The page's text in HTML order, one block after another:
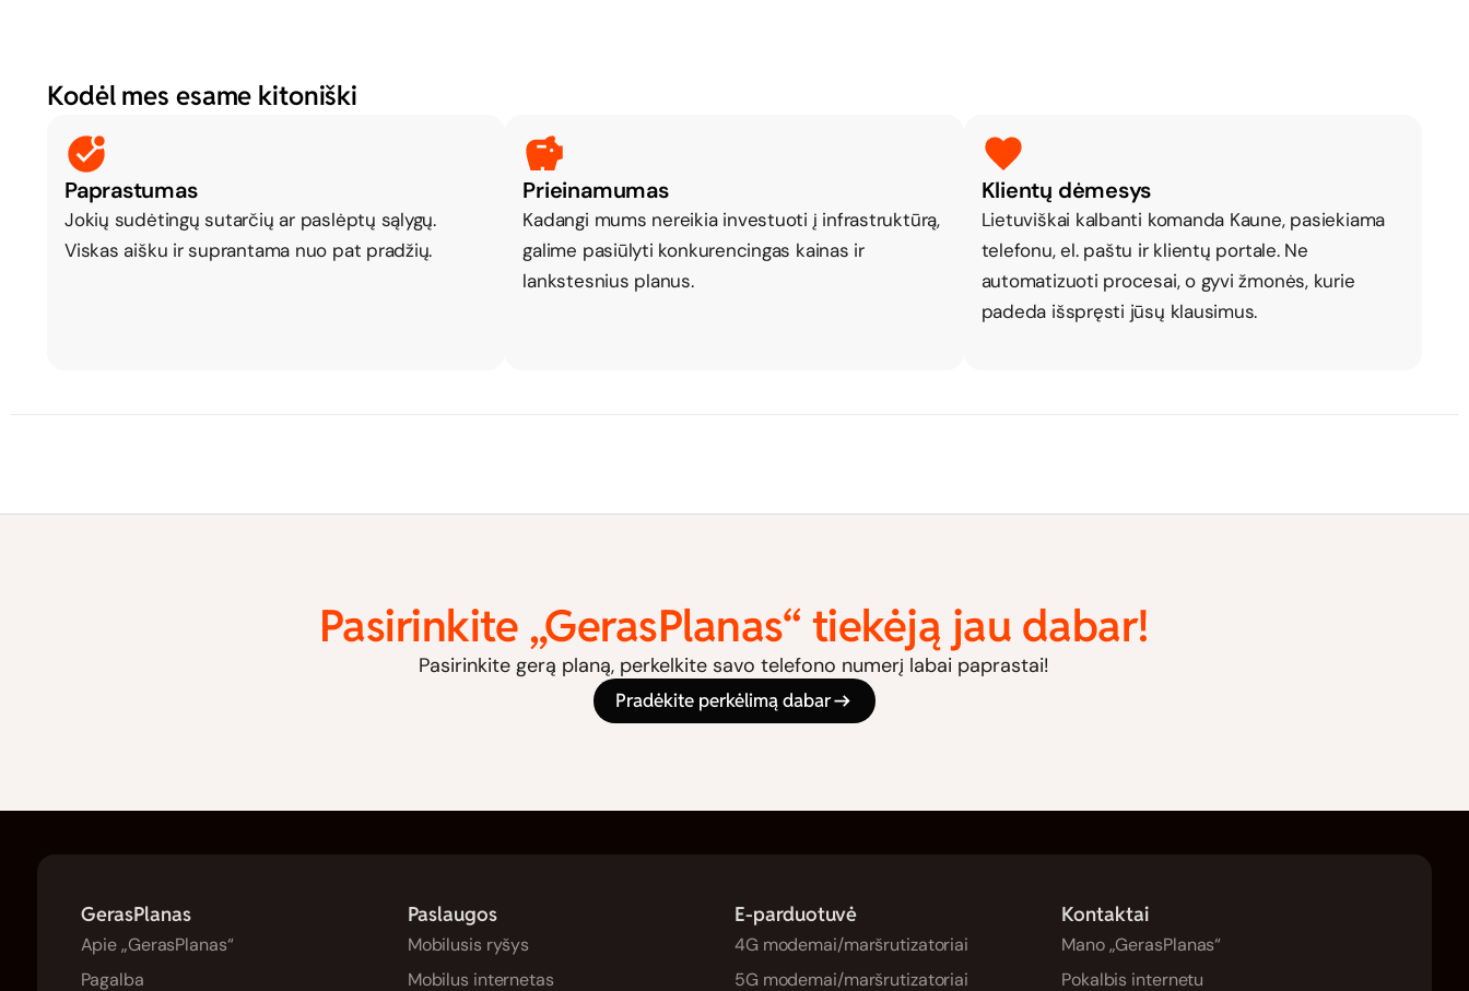
Kodėl mes esame kitoniški
Paprastumas
Jokių sudėtingų sutarčių ar paslėptų sąlygų.
Viskas aišku ir suprantama nuo pat pradžių.
Prieinamumas
Kadangi mums nereikia investuoti į infrastruktūrą,
galime pasiūlyti konkurencingas kainas ir
lankstesnius planus.
Klientų dėmesys
Lietuviškai kalbanti komanda Kaune, pasiekiama
telefonu, el. paštu ir klientų portale. Ne
automatizuoti procesai, o gyvi žmonės, kurie
padeda išspręsti jūsų klausimus.
Pasirinkite „GerasPlanas“ tiekėją jau dabar!
Pasirinkite gerą planą, perkelkite savo telefono numerį labai paprastai!
Pradėkite perkėlimą dabar
GerasPlanas
Apie „GerasPlanas“
Pagalba
Paslaugos
Mobilusis ryšys
Mobilus internetas
E-parduotuvė
4G modemai/maršrutizatoriai
5G modemai/maršrutizatoriai
Kontaktai
Mano „GerasPlanas“
Pokalbis internetu